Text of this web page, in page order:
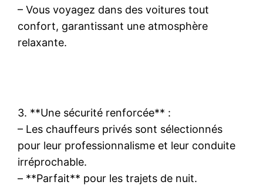
– Vous voyagez dans des voitures tout
confort, garantissant une atmosphère
relaxante.
3. **Une sécurité renforcée** :
– Les chauffeurs privés sont sélectionnés
pour leur professionnalisme et leur conduite
irréprochable.
– **Parfait** pour les trajets de nuit.